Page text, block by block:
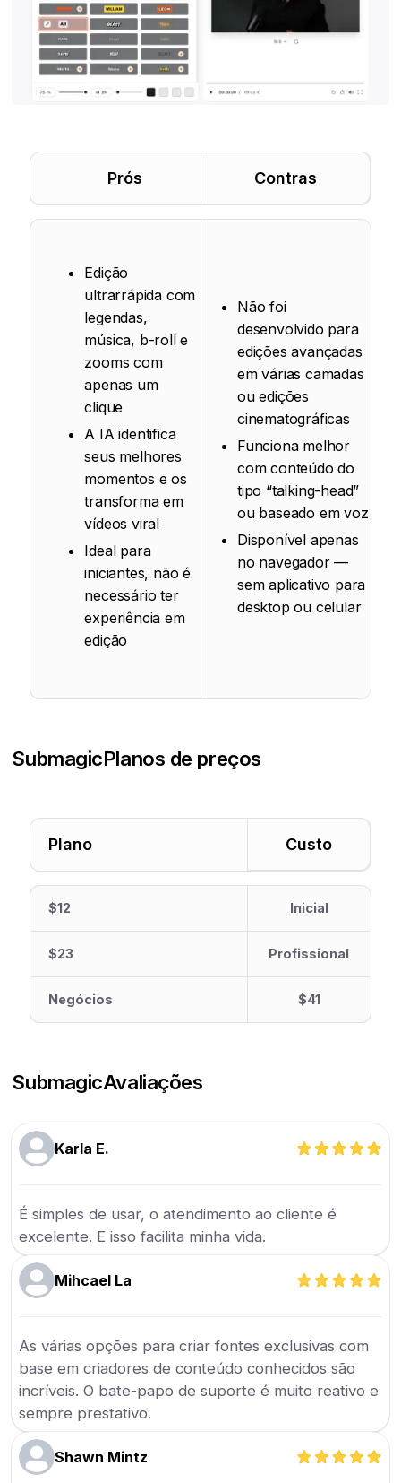
Prós Contras
Edição
ultrarrápida com
legendas,
música, b-roll e
zooms com
apenas um
clique
A IA identifica
seus melhores
momentos e os
transforma em
vídeos viral
Ideal para
iniciantes, não é
necessário ter
experiência em
edição
Não foi
desenvolvido para
edições avançadas
em várias camadas
ou edições
cinematográficas
Funciona melhor
com conteúdo do
tipo “talking-head”
ou baseado em voz
Disponível apenas
no navegador —
sem aplicativo para
desktop ou celular
SubmagicPlanos de preços
Plano Custo
$12 Inicial
$23 Profissional
Negócios $41
SubmagicAvaliações
Karla E.
É simples de usar, o atendimento ao cliente é
excelente. E isso facilita minha vida.
Mihcael La
As várias opções para criar fontes exclusivas com
base em criadores de conteúdo conhecidos são
incríveis. O bate-papo de suporte é muito reativo e
sempre prestativo.
Shawn Mintz